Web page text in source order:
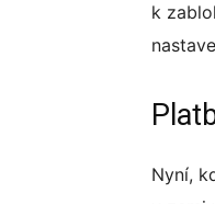
k
Nyní,